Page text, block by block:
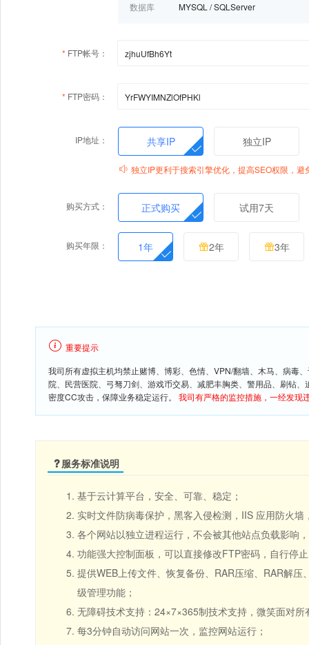
数据库
MYSQL /SQLServer
* FTP帐号：
* FTP密码：
IP地址： 共享IP 独立IP
独立IP更利于搜索引擎优化，提高SEO权限，
购买方式： 正式购买 试用7天
购买年限： 1年 2年 3年
重要提示
我司所有虚拟主机均禁止赌博、博彩、色情、VPN/翻墙、木马、病毒
院、民营医院、弓驽刀剑、游戏币交易、减肥丰胸类、警用品、刷钻
密度CC攻击，保障业务稳定运行。 我司有严格的监控措施，一经发现
服务标准说明
基于云计算平台，安全、可靠、稳定；
实时文件防病毒保护，黑客入侵检测，IIS 应用防火
各个网站以独立进程运行，不会被其他站点负载影响
功能强大控制面板，可以直接修改FTP密码，自行停
提供WEB上传文件、恢复备份、RAR压缩、RAR解
级管理功能；
无障碍技术支持：24×7×365制技术支持，微笑面对所
每3分钟自动访问网站一次，监控网站运行；